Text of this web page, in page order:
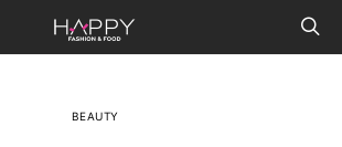
BEAUTY